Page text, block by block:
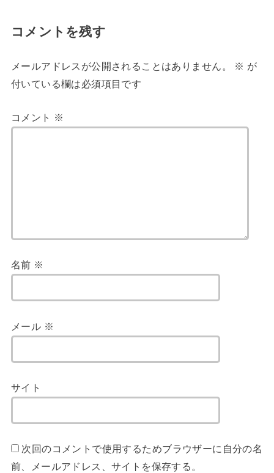
コメントを残す
メールアドレスが公開されることはありません。 ※ が
付いている欄は必須項目です
コメント ※
名前 ※
メール ※
サイト
次回のコメントで使用するためブラウザーに自分の名
前、メールアドレス、サイトを保存する。